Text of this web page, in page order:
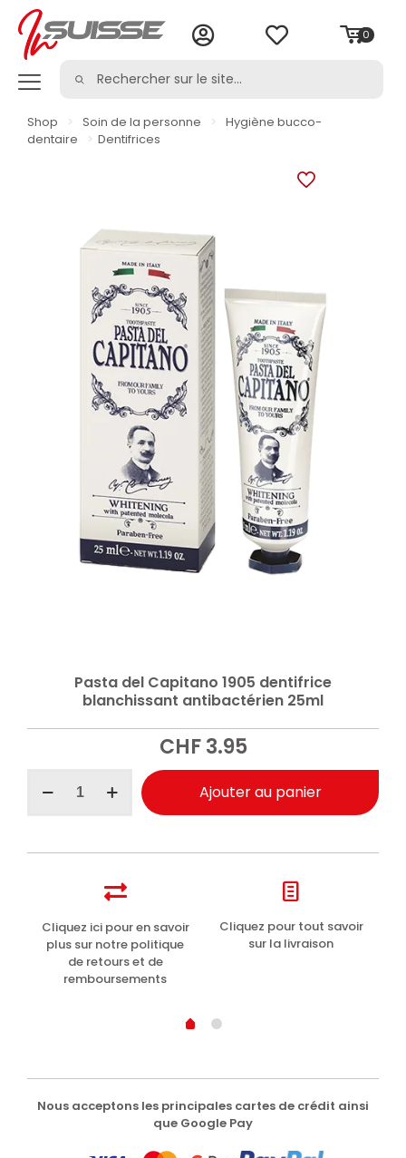
0
Shop > Soin de la personne >
Hygiène bucco-
dentaire
> Dentifrices
Pasta del Capitano 1905 dentifrice
blanchissant antibactérien 25ml
CHF3.95
25ml
Ajouter au panier
Cliquez ici pour en savoir
plus sur notre politique
de retours et de
remboursements
Cliquez pour tout savoir
sur la livraison
Nous acceptons les principales cartes de crédit ainsi
que Google Pay